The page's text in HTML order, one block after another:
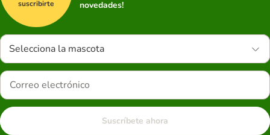
suscribirte
novedades!
Selecciona la mascota
Suscríbete ahora